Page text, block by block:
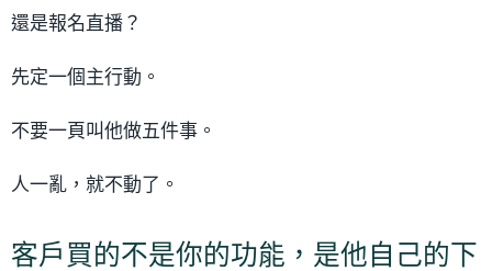
還是報名直播？
先定一個主行動。
不要一頁叫他做五件事。
人一亂，就不動了。
客戶買的不是你的功能，是他自己的下